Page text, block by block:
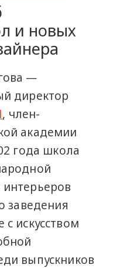
и новых
—
директор
, член-
академии
года школа
заведения
искусством
выпускников